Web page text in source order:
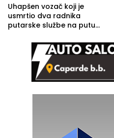
Uhapšen vozač koji je
usmrtio dva radnika
putarske službe na putu
(FOTO)